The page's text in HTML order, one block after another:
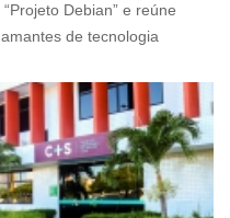
Debian” e reúne
de tecnologia